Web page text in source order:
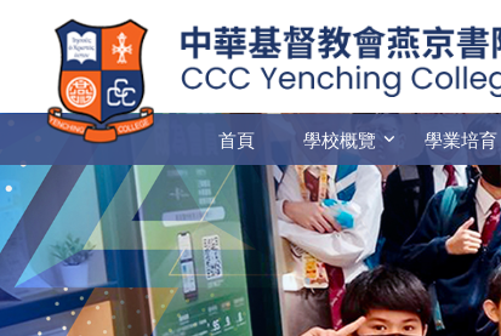
首頁 學校概覽 學業培育